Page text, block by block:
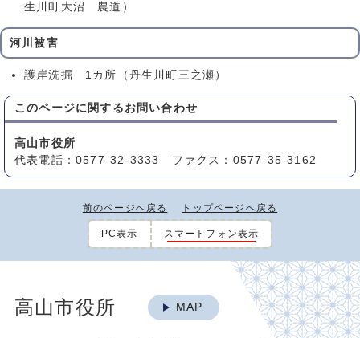
生川町大沼 農道）
河川被害
護岸洗掘 1カ所（丹生川町三之瀬）
このページに関する お問い合わせ
高山市役所
代表電話：0577-32-3333 ファクス：0577-35-3162
前のページへ戻る トップページへ戻る
PC表示 スマートフォン表示
高山市役所 MAP